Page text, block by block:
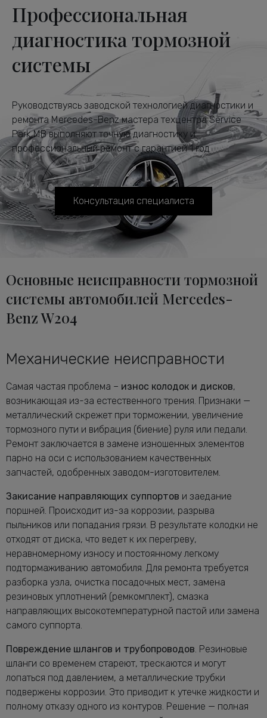
Профессиональная
диагностика тормозной
системы
Руководствуясь заводской технологией диагностики и
ремонта Mercedes-Benz мастера техцентра Service
Park MB выполняют точную диагностику и
профессиональный ремонт с гарантией 1 год
Консультация специалиста
Основные неисправности тормозной
системы автомобилей Mercedes-
Benz W204
Механические неисправности
Самая частая проблема – износ колодок и дисков,
возникающая из-за естественного трения. Признаки —
металлический скрежет при торможении, увеличение
тормозного пути и вибрация (биение) руля или педали.
Ремонт заключается в замене изношенных элементов
парно на оси с использованием качественных
запчастей, одобренных заводом-изготовителем.
Закисание направляющих суппортов и заедание
поршней. Происходит из-за коррозии, разрыва
пыльников или попадания грязи. В результате колодки не
отходят от диска, что ведет к их перегреву,
неравномерному износу и постоянному легкому
подтормаживанию автомобиля. Для ремонта требуется
разборка узла, очистка посадочных мест, замена
резиновых уплотнений (ремкомплект), смазка
направляющих высокотемпературной пастой или замена
самого суппорта.
Повреждение шлангов и трубопроводов . Резиновые
шланги со временем стареют, трескаются и могут
лопаться под давлением, а металлические трубки
подвержены коррозии. Это приводит к утечке жидкости и
полному отказу одного из контуров. Решение — полная